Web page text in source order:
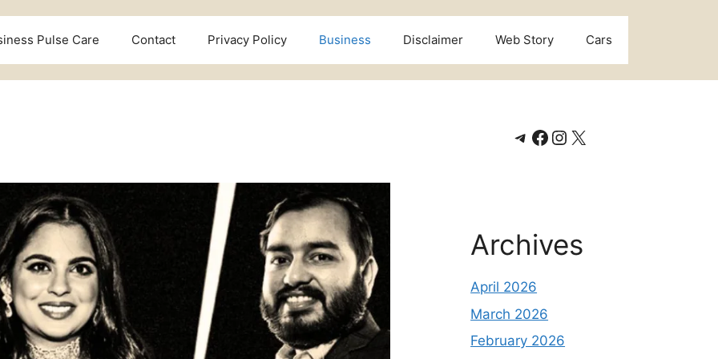
Pulse Care Contact Privacy Policy Business Disclaimer Web Story Cars
Telegram
Facebook
Instagram
X
Archives
April 2026
March 2026
February 2026